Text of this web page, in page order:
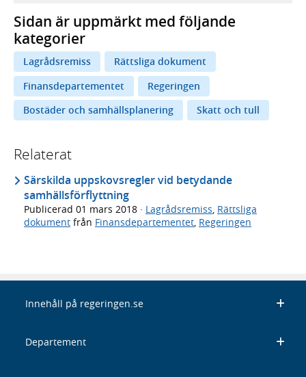
Sidan är uppmärkt med följande
kategorier
Lagrådsremiss
Rättsliga dokument
Finansdepartementet
Regeringen
Bostäder och samhällsplanering
Skatt och tull
Relaterat
Särskilda uppskovsregler vid betydande
samhällsförflyttning
Publicerad 01 mars 2018 · Lagrådsremiss, Rättsliga
dokument från Finansdepartementet, Regeringen
Innehåll på regeringen.se
Departement